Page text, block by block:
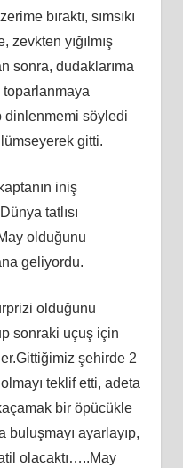
bıraktı, sımsıkı
zevkten yığılmış
sonra, dudaklarıma
toparlanmaya
dinlenmemi söyledi
gitti.
iniş
tatlısı
olduğunu
geliyordu.
olduğunu
sonraki uçuş için
şehirde 2
teklif etti, adeta
bir öpücükle
ayarlayıp,
olacaktı…..May